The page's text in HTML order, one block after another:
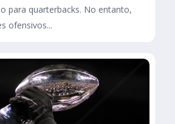
para quarterbacks. No entanto,
ofensivos...